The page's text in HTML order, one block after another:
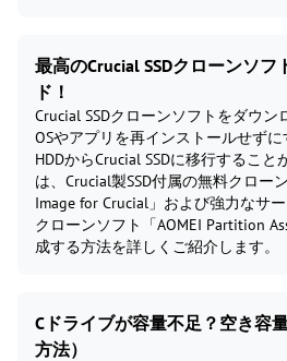
最高のCrucial SSDクローンソ
ド！
Crucial SSDクローンソフトをダウン
OSやアプリを再インストールせず
HDDからCrucial SSDに移行するこ
は、Crucial製SSD付属の無料クロー
Image for Crucial」および強力なサ
クローンソフト「AOMEI Partition
成する方法を詳しくご紹介します。
Cドライブが容量不足？空き容
方法）